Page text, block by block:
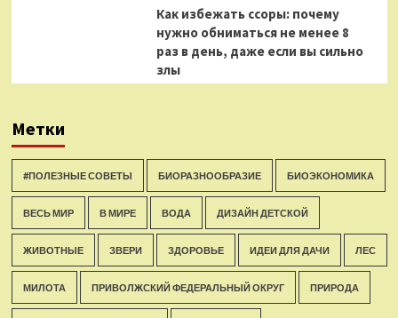
Как избежать ссоры: почему
нужно обниматься не менее 8
раз в день, даже если вы сильно
злы
Метки
#ПОЛЕЗНЫЕ СОВЕТЫ БИОРАЗНООБРАЗИЕ БИОЭКОНОМИКА
ВЕСЬ МИР В МИРЕ ВОДА ДИЗАЙН ДЕТСКОЙ
ЖИВОТНЫЕ ЗВЕРИ ЗДОРОВЬЕ ИДЕИ ДЛЯ ДАЧИ ЛЕС
МИЛОТА ПРИВОЛЖСКИЙ ФЕДЕРАЛЬНЫЙ ОКРУГ ПРИРОДА